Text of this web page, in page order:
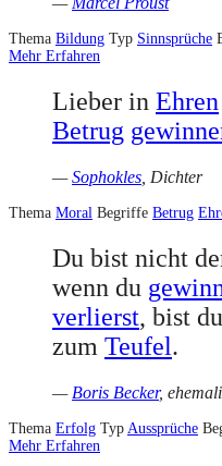
Thema Bildung Typ Sinnsprüche
Mehr Erfahren
Lieber in Ehren
Betrug
—Sophokles , Dichter
Thema Moral Begriffe Betrug
Du bist nicht
wenn du
verlierst, bist
zum Teufel.
— Boris Becker,
Thema Erfolg Typ Aussprüche
Mehr Erfahren